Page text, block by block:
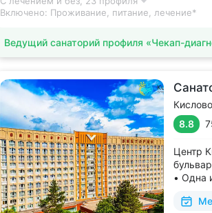
Включено: Проживание, питание, лечение*
Ведущий санаторий профиля «Чекап-
8.8
Центр
• Одна